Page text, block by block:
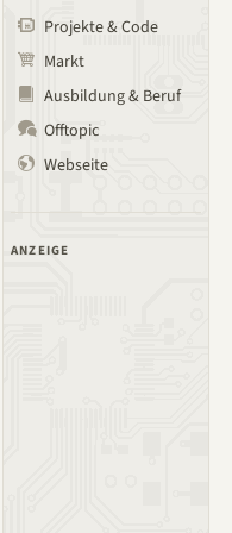
Projekte & Code
Markt
Ausbildung & Beruf
Offtopic
Webseite
ANZEIGE